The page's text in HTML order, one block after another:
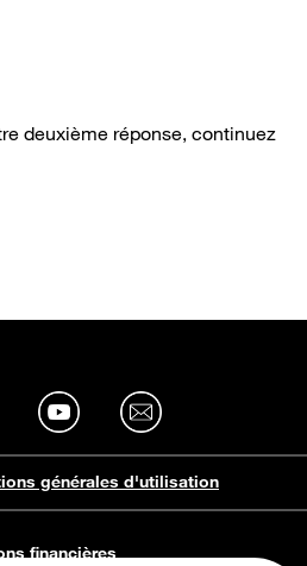
deuxième réponse, continuez
générales d'utilisation
financières